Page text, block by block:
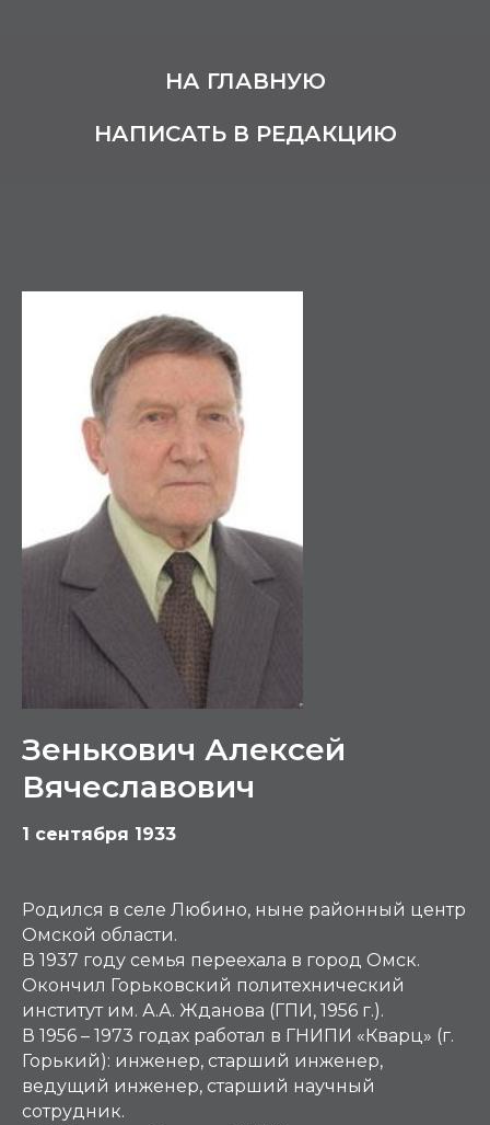
НА ГЛАВНУЮ
НАПИСАТЬ В РЕДАКЦИЮ
Зенькович Алексей
Вячеславович
1 сентября 1933
Родился в селе Любино, ныне районный центр
Омской области.
В 1937 году семья переехала в город Омск.
Окончил Горьковский политехнический
институт им. А.А. Жданова (ГПИ, 1956 г.).
В 1956 – 1973 годах работал в ГНИПИ «Кварц» (г.
Горький): инженер, старший инженер,
ведущий инженер, старший научный
сотрудник.